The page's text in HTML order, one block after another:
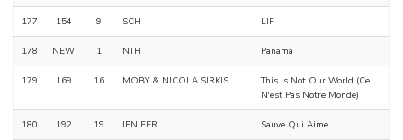
177 154 9 SCH LIF
178 NEW 1 NTH Panama
179 169 16 MOBY & NICOLA SIRKIS
This Is Not Our World (Ce
N'est Pas Notre Monde)
180 192 19 JENIFER Sauve Qui Aime